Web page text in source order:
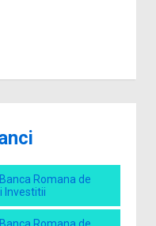
Banca Romana de
Investitii